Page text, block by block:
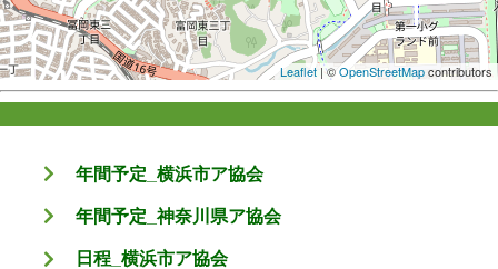
Leaflet | ©OpenStreetMapcontributors
年間予定_横浜市ア協会
年間予定_神奈川県ア協会
日程_横浜市ア協会